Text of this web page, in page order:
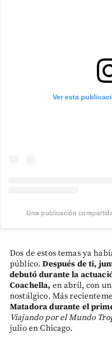
Ver esta
Una publicación
Dos de estos temas ya
público. Después de ti,
debutó durante la
Coachella, en abril, con
nostálgico. Más
Matadoradurante el
Viajando por el Mundo
julio en Chicago.